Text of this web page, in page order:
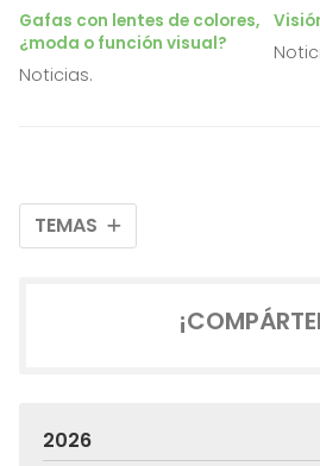
TEMAS
Gafas con lentes de colores,
¿moda o función visual?
Noticias.
2026